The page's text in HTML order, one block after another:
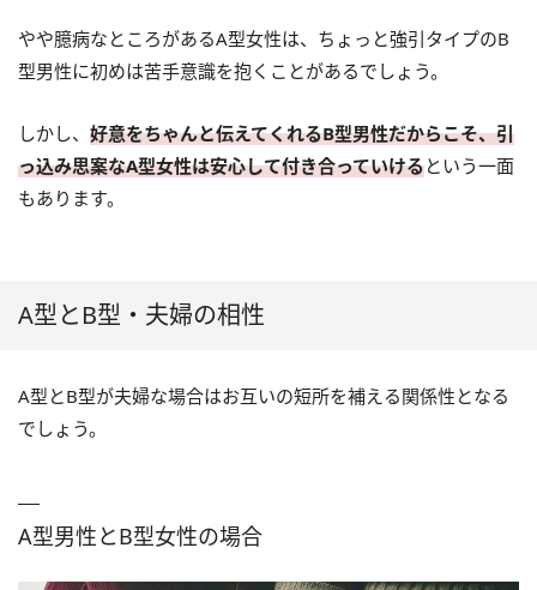
やや臆病なところがあるA型女性は、ちょっと強引タイプのB
型男性に初めは苦手意識を抱くことがあるでしょう。
しかし、 好意をちゃんと伝えてくれるB型男性だからこそ、引
っ込み思案なA型女性は安心して付き合っていけるという一面
もあります。
A型とB型・夫婦の相性
A型とB型が夫婦な場合はお互いの短所を補える関係性となる
でしょう。
A型男性とB型女性の場合